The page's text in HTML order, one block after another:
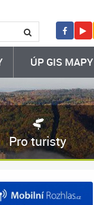
ÚP GIS MAPY
Pro turisty